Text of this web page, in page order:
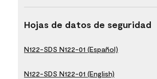
Hojas de datos de seguridad
N122-SDS N122-01 (Español)
N122-SDS N122-01 (English)